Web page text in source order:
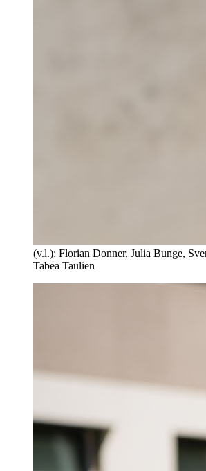
(v.l.): Florian Donner, Julia Bunge,
Tabea Taulien